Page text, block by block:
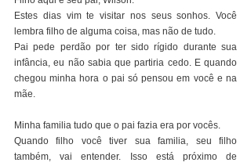
Estes dias vim te visitar nos seus sonhos. Você
lembra filho de alguma coisa, mas não de tudo.
Pai pede perdão por ter sido rígido durante sua
infância, eu não sabia que partiria cedo. E quando
chegou minha hora o pai só pensou em você e na
mãe.
Minha familia tudo que o pai fazia era por vocês.
Quando filho você tiver sua familia, seu filho
também, vai entender. Isso está próximo de